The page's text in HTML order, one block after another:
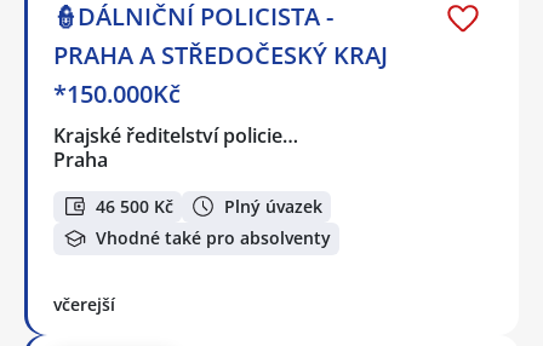
👮DÁLNIČNÍ POLICISTA -
PRAHA A STŘEDOČESKÝ KRAJ
*150.000Kč
Krajské ředitelství policie…
Praha
46 500 Kč
Plný úvazek
Vhodné také pro absolventy
včerejší